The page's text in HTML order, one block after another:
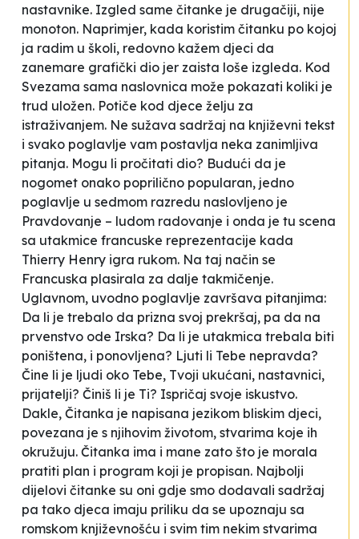
nastavnike. Izgled same čitanke je drugačiji, nije
monoton. Naprimjer, kada koristim čitanku po kojoj
ja radim u školi, redovno kažem djeci da
zanemare grafički dio jer zaista loše izgleda. Kod
Svezama sama naslovnica može pokazati koliki je
trud uložen. Potiče kod djece želju za
istraživanjem. Ne sužava sadržaj na književni tekst
i svako poglavlje vam postavlja neka zanimljiva
pitanja. Mogu li pročitati dio? Budući da je
nogomet onako poprilično popularan, jedno
poglavlje u sedmom razredu naslovljeno je
Pravdovanje – ludom radovanje i onda je tu scena
sa utakmice francuske reprezentacije kada
Thierry Henry igra rukom. Na taj način se
Francuska plasirala za dalje takmičenje.
Uglavnom, uvodno poglavlje završava pitanjima:
Da li je trebalo da prizna svoj prekršaj, pa da na
prvenstvo ode Irska? Da li je utakmica trebala biti
poništena, i ponovljena? Ljuti li Tebe nepravda?
Čine li je ljudi oko Tebe, Tvoji ukućani, nastavnici,
prijatelji? Činiš li je Ti? Ispričaj svoje iskustvo.
Dakle, Čitanka je napisana jezikom bliskim djeci,
povezana je s njihovim životom, stvarima koje ih
okružuju. Čitanka ima i mane zato što je morala
pratiti plan i program koji je propisan. Najbolji
dijelovi čitanke su oni gdje smo dodavali sadržaj
pa tako djeca imaju priliku da se upoznaju sa
romskom književnošću i svim tim nekim stvarima